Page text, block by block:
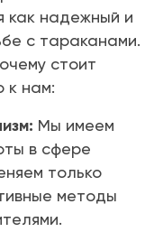
как надежный и
с тараканами.
стоит
к нам:
Мы имеем
в сфере
только
методы